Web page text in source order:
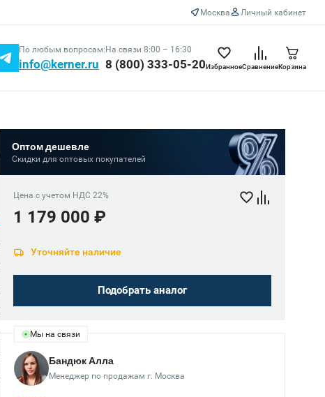
Москва Личный кабинет
По любым вопросам:
info@kerner.ru
На связи 8:00 – 16:30
8 (800) 333-05-20ИзбранноеСравнениеКорзина
Оптом дешевле
Скидки для оптовых покупателей
Цена с учетом НДС 22%
1 179 000 ₽
Уточняйте наличие
Подобрать аналог
Мы на связи
Бандюк Алла
Менеджер по продажам г. Москва